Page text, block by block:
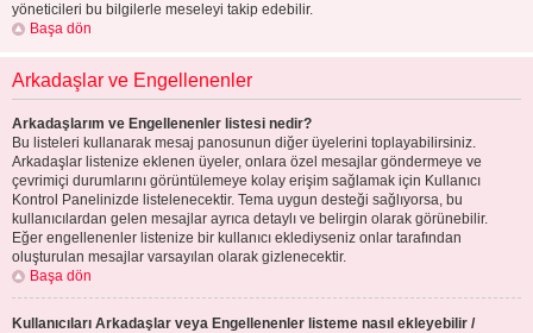
yöneticileri bu bilgilerle meseleyi takip edebilir.
Başa dön
Arkadaşlar ve Engellenenler
Arkadaşlarım ve Engellenenler listesi nedir?
Bu listeleri kullanarak mesaj panosunun diğer üyelerini toplayabilirsiniz.
Arkadaşlar listenize eklenen üyeler, onlara özel mesajlar göndermeye ve
çevrimiçi durumlarını görüntülemeye kolay erişim sağlamak için Kullanıcı
Kontrol Panelinizde listelenecektir. Tema uygun desteği sağlıyorsa, bu
kullanıcılardan gelen mesajlar ayrıca detaylı ve belirgin olarak görünebilir.
Eğer engellenenler listenize bir kullanıcı eklediyseniz onlar tarafından
oluşturulan mesajlar varsayılan olarak gizlenecektir.
Başa dön
Kullanıcıları Arkadaşlar veya Engellenenler listeme nasıl ekleyebilir /